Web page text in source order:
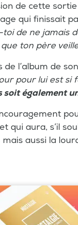
de cette
qui finissait
de ne jamais
ton père
de l’album de
pour lui est si
soit également
qui aura, s’il
mais aussi la